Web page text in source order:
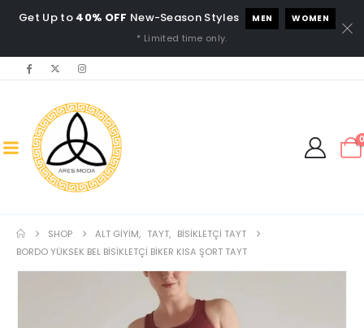
Get Up to 40% OFF New-Season Styles MEN WOMEN
* Limited time only.
SHOP ALT GIYIM, TAYT, BISIKLETÇI TAYT
BORDO YÜKSEK BEL BISIKLETÇI BIKER KISA ŞORT TAYT